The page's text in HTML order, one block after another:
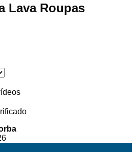
Lava Roupas